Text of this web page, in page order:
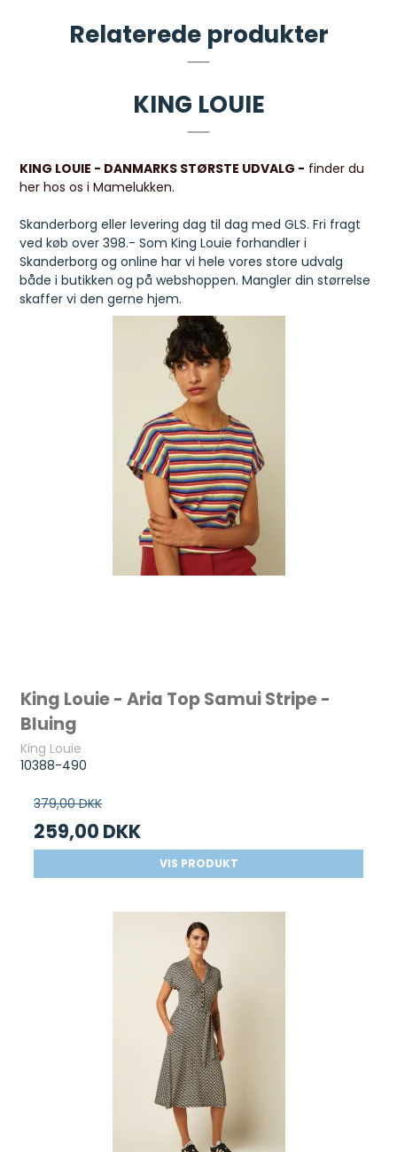
Relaterede produkter
KING LOUIE
KING LOUIE - DANMARKS STØRSTE UDVALG - finder du
her hos os i Mamelukken.
Skanderborg eller levering dag til dag med GLS. Fri fragt
ved køb over 398.- Som King Louie forhandler i
Skanderborg og online har vi hele vores store udvalg
både i butikken og på webshoppen. Mangler din størrelse
skaffer vi den gerne hjem.
King Louie - Aria Top Samui Stripe -
Bluing
King Louie
10388-490
379,00 DKK
259,00 DKK
VIS PRODUKT